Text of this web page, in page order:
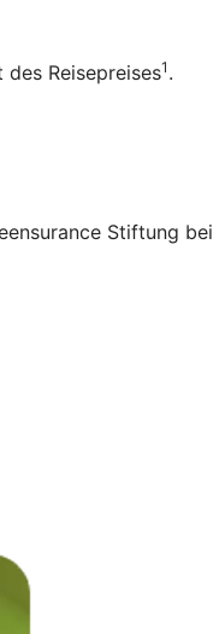
Reisepreises1 .
Stiftung bei